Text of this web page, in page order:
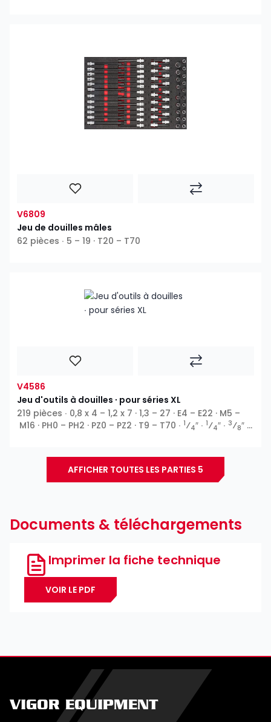
V6809
Jeu de douilles mâles
62 pièces ∙ 5 – 19 · T20 – T70
V4586
Jeu d'outils à douilles ∙ pour séries XL
219 pièces ∙ 0,8 x 4 – 1,2 x 7 · 1,3 – 27 · E4 – E22 · M5 –
M16 · PH0 – PH2 · PZ0 – PZ2 · T9 – T70 ∙ 1⁄4″ ∙ 1⁄4″ ∙ 3⁄8″ ∙
AFFICHER TOUTES LES PARTIES 5
Documents & téléchargements
Imprimer la fiche technique
VOIR LE PDF
VIGOR EQUIPMENT